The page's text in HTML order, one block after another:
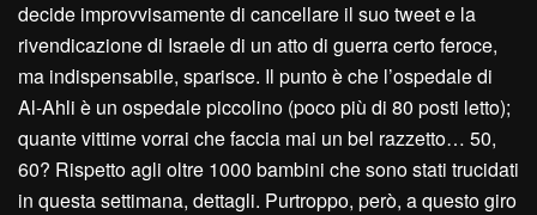
decide improvvisamente di cancellare il suo tweet e la
rivendicazione di Israele di un atto di guerra certo feroce,
ma indispensabile, sparisce. Il punto è che l’ospedale di
Al-Ahli è un ospedale piccolino (poco più di 80 posti letto);
quante vittime vorrai che faccia mai un bel razzetto… 50,
60? Rispetto agli oltre 1000 bambini che sono stati trucidati
in questa settimana, dettagli. Purtroppo, però, a questo giro